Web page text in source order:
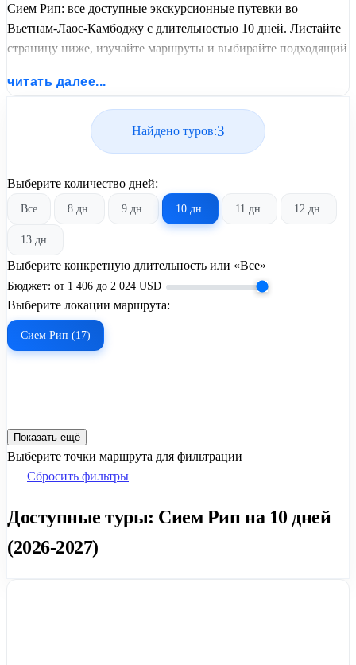
Сием Рип: все доступные экскурсионные путевки во
Вьетнам-Лаос-Камбоджу с длительностью 10 дней. Листайте
страницу ниже, изучайте маршруты и выбирайте подходящий
от United Travel Systems.
читать далее...
Найдено туров:3
Выберите количество дней:
Все 8 дн. 9 дн. 10 дн. 11 дн. 12 дн.
13 дн.
Выберите конкретную длительность или «Все»
Бюджет: от 1 406 до 2 024 USD
Выберите локации маршрута:
Сием Рип (17)
Показать ещё
Выберите точки маршрута для фильтрации
Сбросить фильтры
Доступные туры: Сием Рип на 10 дней
(2026-2027)